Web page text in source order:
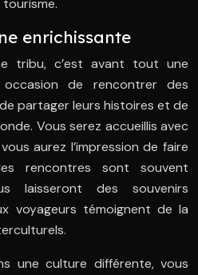
enrichissante
tribu, c’est avant tout une
occasion de rencontrer des
partager leurs histoires et de
Vous serez accueillis avec
aurez l’impression de faire
rencontres sont souvent
laisseront des souvenirs
voyageurs témoignent de la
une culture différente, vous